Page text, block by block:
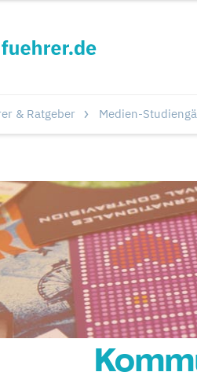
& Ratgeber Medien-